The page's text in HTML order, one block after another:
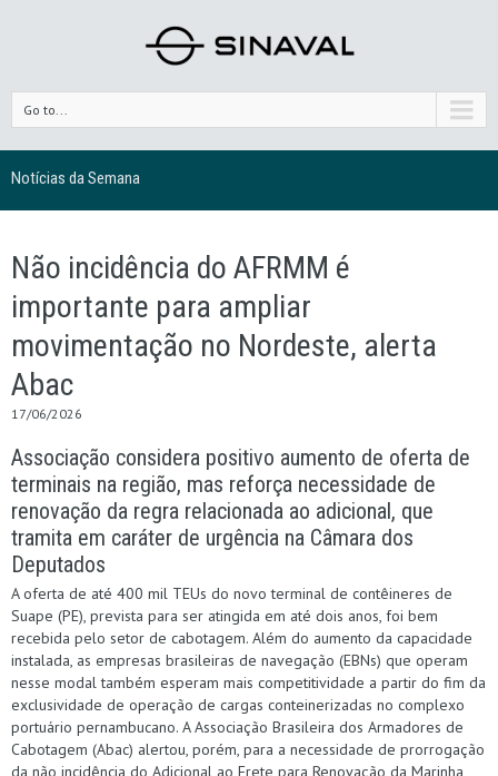
Go to...
Notícias da Semana
Não incidência do AFRMM é
importante para ampliar
movimentação no Nordeste, alerta
Abac
17/06/2026
Associação considera positivo aumento de oferta de
terminais na região, mas reforça necessidade de
renovação da regra relacionada ao adicional, que
tramita em caráter de urgência na Câmara dos
Deputados
A oferta de até 400 mil TEUs do novo terminal de contêineres de
Suape (PE), prevista para ser atingida em até dois anos, foi bem
recebida pelo setor de cabotagem. Além do aumento da capacidade
instalada, as empresas brasileiras de navegação (EBNs) que operam
nesse modal também esperam mais competitividade a partir do fim da
exclusividade de operação de cargas conteinerizadas no complexo
portuário pernambucano. A Associação Brasileira dos Armadores de
Cabotagem (Abac) alertou, porém, para a necessidade de prorrogação
da não incidência do Adicional ao Frete para Renovação da Marinha